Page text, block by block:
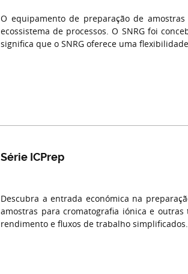
O equipamento de preparação de
ecossistema de processos. O SNRG foi
significa que o SNRG oferece uma
Série ICPrep
Descubra a entrada económica na
amostras para cromatografia iónica e
rendimento e fluxos de trabalho simplificados.